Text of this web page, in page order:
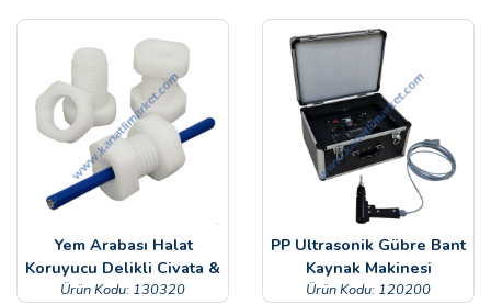
Yem Arabası Halat
Koruyucu Delikli Civata &
Somon
Ürün Kodu: 130320
PP Ultrasonik Gübre Bant
Kaynak Makinesi
Ürün Kodu: 120200